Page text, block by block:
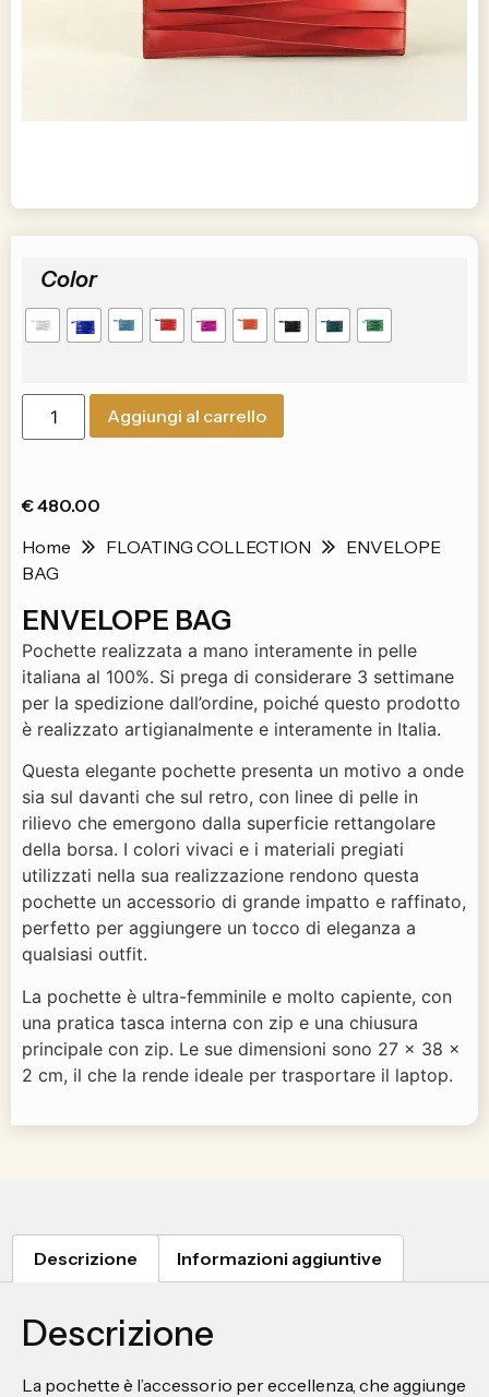
Home FLOATING COLLECTION
ENVELOPE
BAG
ENVELOPE BAG
Pochette realizzata a mano interamente in pelle
italiana al 100%. Si prega di considerare 3 settimane
per la spedizione dall’ordine, poiché questo prodotto
è realizzato artigianalmente e interamente in Italia.
Questa elegante pochette presenta un motivo a onde
sia sul davanti che sul retro, con linee di pelle in
rilievo che emergono dalla superficie rettangolare
della borsa. I colori vivaci e i materiali pregiati
utilizzati nella sua realizzazione rendono questa
pochette un accessorio di grande impatto e raffinato,
perfetto per aggiungere un tocco di eleganza a
qualsiasi outfit.
La pochette è ultra-femminile e molto capiente, con
una pratica tasca interna con zip e una chiusura
principale con zip. Le sue dimensioni sono 27 x 38 x
2 cm, il che la rende ideale per trasportare il laptop.
€480.00
Color
Aggiungi al carrello
Descrizione Informazioni aggiuntive
Descrizione
La pochette è l’accessorio per eccellenza, che aggiunge